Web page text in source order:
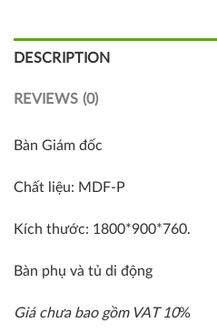
DESCRIPTION
REVIEWS (0)
Bàn Giám đốc
Chất liệu: MDF-P
Kích thước: 1800*900*760.
Bàn phụ và tủ di động
Giá chưa bao gồm VAT 10%